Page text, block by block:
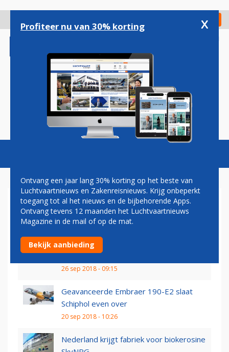
gaan
Check in
Magazine Podcasts Vacatures
TECHNOLOGIE
Inmarsat en Panasonic samen in inflight
connectivity
26 sep 2018 - 09:15
Geavanceerde Embraer 190-E2 slaat
Schiphol even over
20 sep 2018 - 10:26
Nederland krijgt fabriek voor biokerosine
Profiteer nu van 30% korting x
Ontvang een jaar lang 30% korting op het beste van
Luchtvaartnieuws en Zakenreisnieuws. Krijg onbeperkt
toegang tot al het nieuws en de bijbehorende Apps.
Ontvang tevens 12 maanden het Luchtvaartnieuws
Magazine in de mail of op de mat.
Bekijk aanbieding